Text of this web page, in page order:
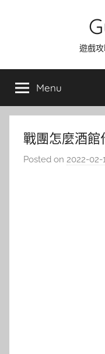
遊戲
Menu
戰團怎麼酒館
Posted on 2022-02-